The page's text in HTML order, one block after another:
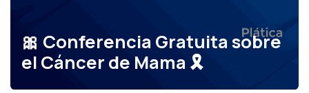
🎀 Conferencia Gratuita sobre
el Cáncer de Mama 🎗️